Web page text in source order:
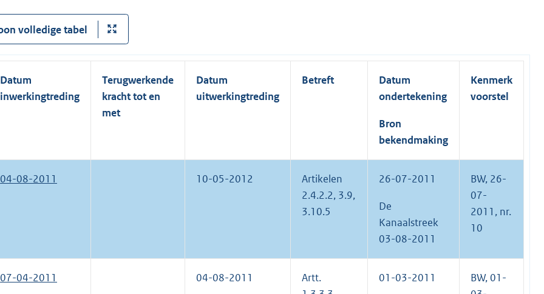
volledige tabel
Datum
inwerkingtreding
Terugwerkende
kracht tot en
met
Datum
uitwerkingtreding
Betreft
Datum
ondertekening
Bron
bekendmaking
Kenmerk
voorstel
04-08-2011 10-05-2012
Artikelen
2.4.2.2, 3.9,
3.10.5
26-07-2011
De
Kanaalstreek
03-08-2011
BW, 26-
07-
2011, nr.
10
07-04-2011 04-08-2011
Artt.
01-03-2011
BW, 01-